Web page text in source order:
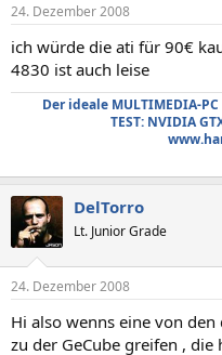
24. Dezember 2008
ich würde die ati für 90€
4830 ist auch leise
Der ideale MULTIMEDIA-PC
TEST: NVIDIA
DelTorro
Lt. Junior Grade
24. Dezember 2008
Hi also wenns eine von
zu der GeCube greifen ,